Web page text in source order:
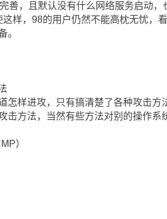
善，且默认没有什么网络服务启动
这样，98的用户仍然不能高枕无忧
。
怎样进攻，只有搞清楚了各种攻击方
击方法，当然有些方法对别的操作系
）